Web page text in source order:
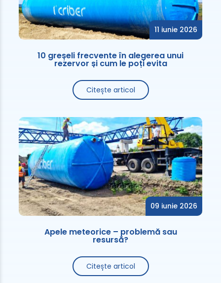
11 iunie 2026
10 greșeli frecvente în alegerea unui
rezervor și cum le poți evita
Citește articol
09 iunie 2026
Apele meteorice – problemă sau
resursă?
Citește articol